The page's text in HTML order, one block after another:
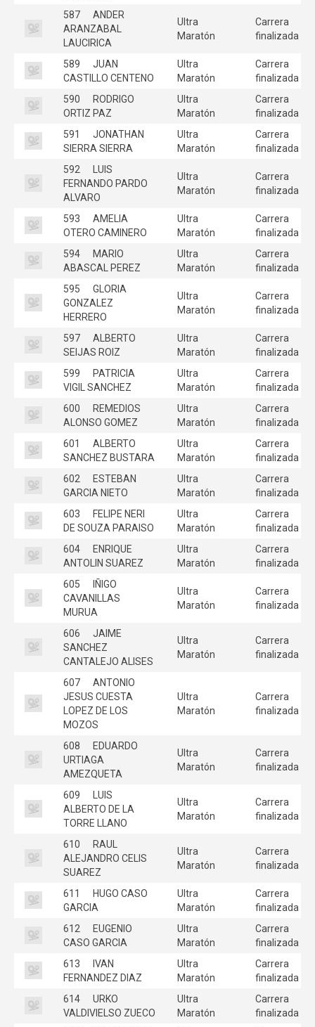
587
ANDER
ARANZABAL
LAUCIRICA
Ultra
Maratón
Carrera
finalizada
589
JUAN
CASTILLO CENTENO
Ultra
Maratón
Carrera
finalizada
590
RODRIGO
ORTIZ PAZ
Ultra
Maratón
Carrera
finalizada
591
JONATHAN
SIERRA SIERRA
Ultra
Maratón
Carrera
finalizada
592
LUIS
FERNANDO PARDO
ALVARO
Ultra
Maratón
Carrera
finalizada
593
AMELIA
OTERO CAMINERO
Ultra
Maratón
Carrera
finalizada
594
MARIO
ABASCAL PEREZ
Ultra
Maratón
Carrera
finalizada
595
GLORIA
GONZALEZ
HERRERO
Ultra
Maratón
Carrera
finalizada
597
ALBERTO
SEIJAS ROIZ
Ultra
Maratón
Carrera
finalizada
599
PATRICIA
VIGIL SANCHEZ
Ultra
Maratón
Carrera
finalizada
600
REMEDIOS
ALONSO GOMEZ
Ultra
Maratón
Carrera
finalizada
601
ALBERTO
SANCHEZ BUSTARA
Ultra
Maratón
Carrera
finalizada
602
ESTEBAN
GARCIA NIETO
Ultra
Maratón
Carrera
finalizada
603
FELIPE NERI
DE SOUZA PARAISO
Ultra
Maratón
Carrera
finalizada
604
ENRIQUE
ANTOLIN SUAREZ
Ultra
Maratón
Carrera
finalizada
605
IÑIGO
CAVANILLAS
MURUA
Ultra
Maratón
Carrera
finalizada
606
JAIME
SANCHEZ
CANTALEJO ALISES
Ultra
Maratón
Carrera
finalizada
607
ANTONIO
JESUS CUESTA
LOPEZ DE LOS
MOZOS
Ultra
Maratón
Carrera
finalizada
608
EDUARDO
URTIAGA
AMEZQUETA
Ultra
Maratón
Carrera
finalizada
609
LUIS
ALBERTO DE LA
TORRE LLANO
Ultra
Maratón
Carrera
finalizada
610
RAUL
ALEJANDRO CELIS
SUAREZ
Ultra
Maratón
Carrera
finalizada
611
HUGO CASO
GARCIA
Ultra
Maratón
Carrera
finalizada
612
EUGENIO
CASO GARCIA
Ultra
Maratón
Carrera
finalizada
613
IVAN
FERNANDEZ DIAZ
Ultra
Maratón
Carrera
finalizada
614
URKO
VALDIVIELSO ZUECO
Ultra
Maratón
Carrera
finalizada